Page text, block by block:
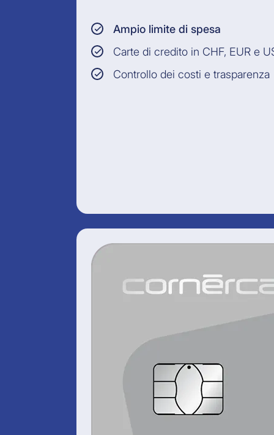
Ampio limite di spesa
Carte di credito in CHF, EUR e
Controllo dei costi e trasparenza